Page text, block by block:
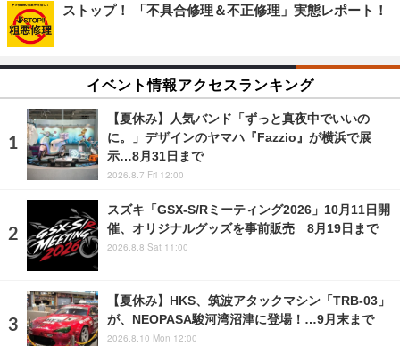
ストップ！ 「不具合修理＆不正修理」実態レポート！
イベント情報アクセスランキング
【夏休み】人気バンド「ずっと真夜中でいいの
に。」デザインのヤマハ『Fazzio』が横浜で展
示…8月31日まで
2026.8.7 Fri 12:00
スズキ「GSX-S/Rミーティング2026」10月11日開
催、オリジナルグッズを事前販売 8月19日まで
2026.8.8 Sat 11:00
【夏休み】HKS、筑波アタックマシン「TRB-03」
が、NEOPASA駿河湾沼津に登場！…9月末まで
2026.8.10 Mon 12:00